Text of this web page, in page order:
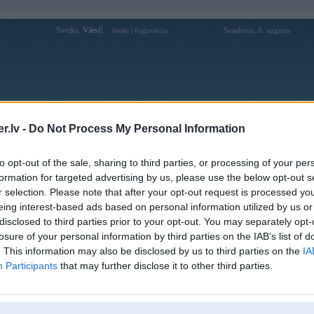
- Do Not Process My Personal Information
opt-out of the sale, sharing to third parties, or processing of your
for targeted advertising by us, please use the below opt-out
selection. Please note that after your opt-out request is processed
interest-based ads based on personal information utilized by us
to third parties prior to your opt-out. You may separately
of your personal information by third parties on the IAB’s list of
This information may also be disclosed by us to third parties on the
Participants that may further disclose it to other third parties.
Sveiks, Viesi! Ienākt Reģistrācija Sestdiena, 8. augusts
Forums Galerijas Reģistrācija Lietotāji
Lietotāja gmsrcity profils
Lietotājvārds:
gmsrcity
Pilsēta:
Rūjiena
Nodarbošanās:
Seo Analyst
Ziņojumi forumā:
0
[Pēdējie ziņojumi forumā]